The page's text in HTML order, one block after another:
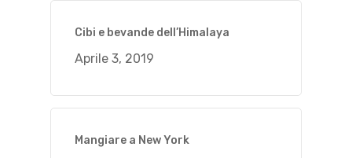
Cibi e bevande dell’Himalaya
Aprile 3, 2019
Mangiare a New York